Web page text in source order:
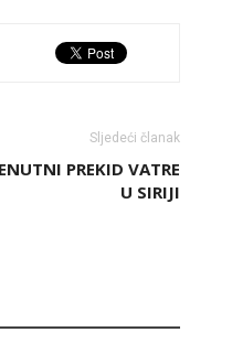
Sljedeći članak
PREKID VATRE
U SIRIJI